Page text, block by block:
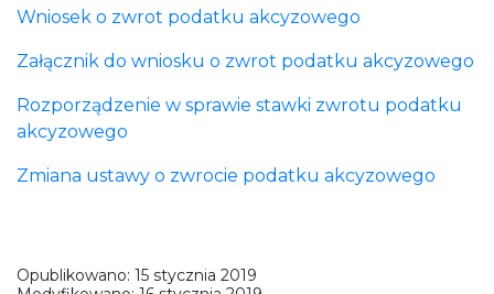
Wniosek o zwrot podatku akcyzowego
Załącznik do wniosku o zwrot podatku akcyzowego
Rozporządzenie w sprawie stawki zwrotu podatku
akcyzowego
Zmiana ustawy o zwrocie podatku akcyzowego
Opublikowano: 15 stycznia 2019